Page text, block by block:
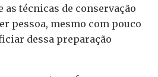
as técnicas de conservação
pessoa, mesmo com pouco
dessa preparação